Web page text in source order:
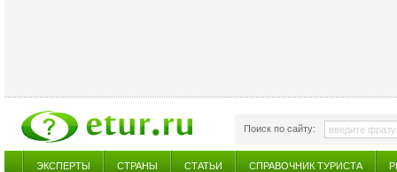
Поиск по сайту:
ЭКСПЕРТЫ СТРАНЫ СТАТЬИ СПРАВОЧНИК ТУРИСТА